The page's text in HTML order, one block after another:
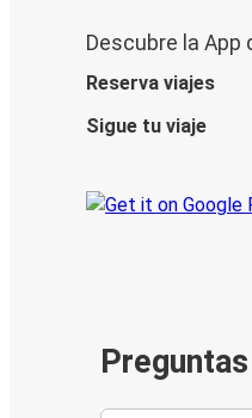
Descubre la App
Reserva viajes
Sigue tu viaje